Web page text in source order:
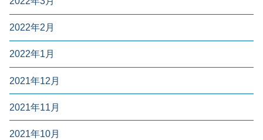
2022年2月
2022年1月
2021年12月
2021年11月
2021年10月